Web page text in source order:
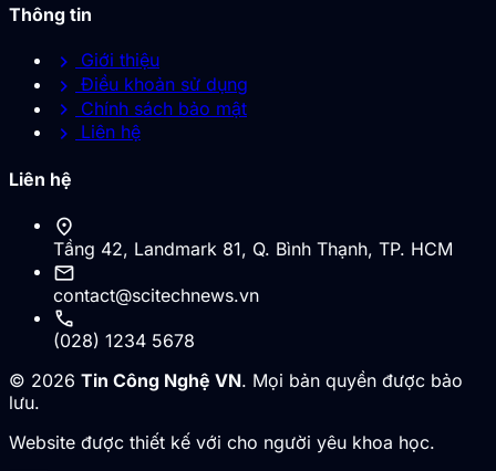
Thông tin
chevron_right Giới thiệu
chevron_right Điều khoản sử dụng
chevron_right Chính sách bảo mật
chevron_right Liên hệ
Liên hệ
location_on
Tầng 42, Landmark 81, Q. Bình Thạnh, TP. HCM
mail
contact@scitechnews.vn
call
(028) 1234 5678
© 2026 Tin Công Nghệ VN. Mọi bản quyền được bảo
lưu.
Website được thiết kế với cho người yêu khoa học.